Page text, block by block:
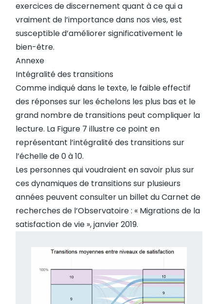
exercices de discernement quant à ce qui a
vraiment de l’importance dans nos vies, est
susceptible d’améliorer significativement le
bien-être.
Annexe
Intégralité des transitions
Comme indiqué dans le texte, le faible effectif
des réponses sur les échelons les plus bas et le
grand nombre de transitions peut compliquer la
lecture. La Figure 7 illustre ce point en
représentant l’intégralité des transitions sur
l’échelle de 0 à 10.
Les personnes qui voudraient en savoir plus sur
ces dynamiques de transitions sur plusieurs
années peuvent consulter un billet du Carnet de
recherches de l’Observatoire : « Migrations de la
satisfaction de vie », janvier 2019.